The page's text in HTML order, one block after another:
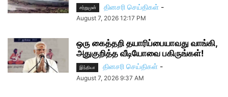
சற்றுமுன் தினசரி செய்திகள் -
August 7, 2026 12:17 PM
ஒரு கைத்தறி தயாரிப்பையாவது வாங்கி,
அதுகுறித்த வீடியோவை பகிருங்கள்!
இந்தியா தினசரி செய்திகள் -
August 7, 2026 9:37 AM